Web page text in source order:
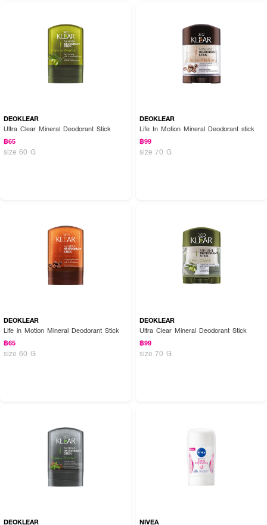
นำแท่งผลิตภัณฑ์ผ่านน้ำ ถูวนใต้วงแขน
DEOKLEAR
Ultra Clear Mineral Deodorant Stick
฿65
size 60 G
DEOKLEAR
Life In Motion Mineral Deodorant stick
฿99
size 70 G
DEOKLEAR
Life in Motion Mineral Deodorant Stick
฿65
size 60 G
DEOKLEAR
Ultra Clear Mineral Deodorant Stick
฿99
size 70 G
DEOKLEAR
NIVEA